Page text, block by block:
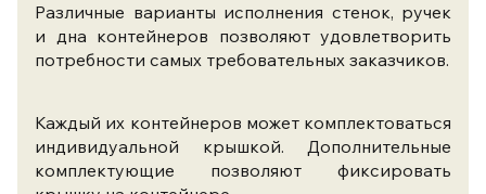
Различные варианты исполнения стенок, ручек
и дна контейнеров позволяют удовлетворить
потребности самых требовательных заказчиков.
Каждый их контейнеров может комплектоваться
индивидуальной крышкой. Дополнительные
комплектующие позволяют фиксировать